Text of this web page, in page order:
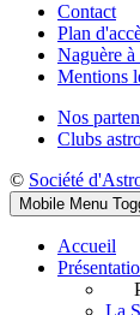
Contact
Plan
Naguère
Mentions
Nos
Clubs
© Société
Mobile Menu
Accueil
La